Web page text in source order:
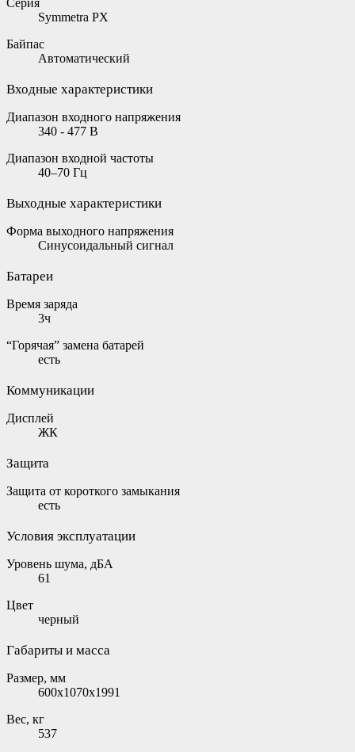
Symmetra PX
Байпас
Автоматический
Входные характеристики
Диапазон входного напряжения
340 - 477 В
Диапазон входной частоты
40–70 Гц
Выходные характеристики
Форма выходного напряжения
Синусоидальный сигнал
Батареи
Время заряда
3ч
“Горячая” замена батарей
есть
Коммуникации
Дисплей
ЖК
Защита
Защита от короткого замыкания
есть
Условия эксплуатации
Уровень шума, дБА
61
Цвет
черный
Габариты и масса
Размер, мм
600x1070x1991
Вес, кг
537